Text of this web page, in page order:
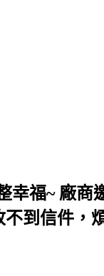
福~ 廠商
不到信件，